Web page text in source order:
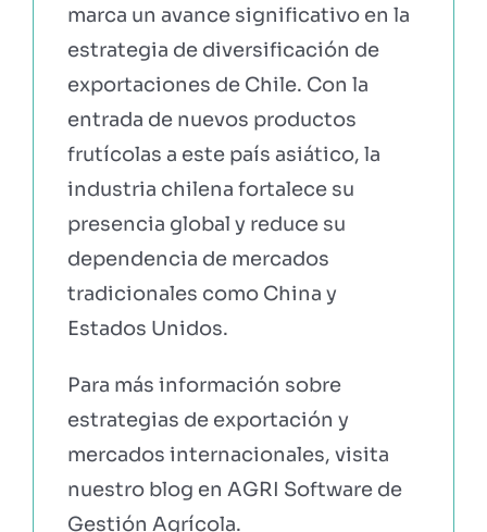
marca un avance significativo en la
estrategia de diversificación de
exportaciones de Chile. Con la
entrada de nuevos productos
frutícolas a este país asiático, la
industria chilena fortalece su
presencia global y reduce su
dependencia de mercados
tradicionales como China y
Estados Unidos.
Para más información sobre
estrategias de exportación y
mercados internacionales, visita
nuestro blog en AGRI Software de
Gestión Agrícola.